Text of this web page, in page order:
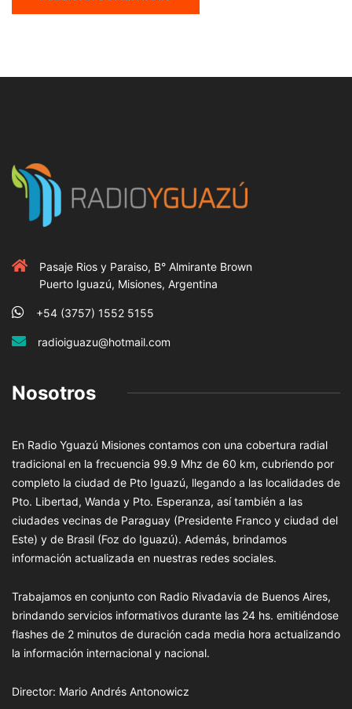
Pasaje Rios y Paraiso, B° Almirante Brown
Puerto Iguazú, Misiones, Argentina
+54 (3757) 1552 5155
radioiguazu@hotmail.com
Nosotros
En Radio Yguazú Misiones contamos con una cobertura radial
tradicional en la frecuencia 99.9 Mhz de 60 km, cubriendo por
completo la ciudad de Pto Iguazú, llegando a las localidades de
Pto. Libertad, Wanda y Pto. Esperanza, así también a las
ciudades vecinas de Paraguay (Presidente Franco y ciudad del
Este) y de Brasil (Foz do Iguazú). Además, brindamos
información actualizada en nuestras redes sociales.
Trabajamos en conjunto con Radio Rivadavia de Buenos Aires,
brindando servicios informativos durante las 24 hs. emitiéndose
flashes de 2 minutos de duración cada media hora actualizando
la información internacional y nacional.
Director: Mario Andrés Antonowicz